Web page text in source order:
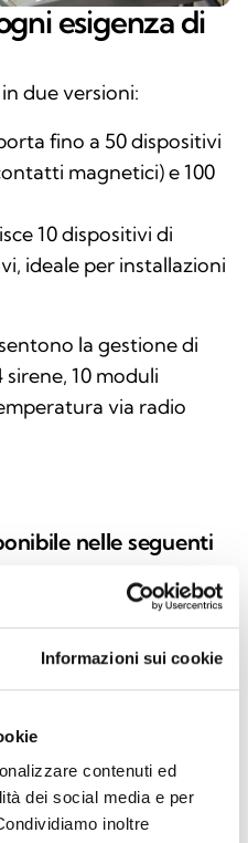
Informazioni sui cookie
contenuti ed
dei social media e per
inoltre
esigenza di
due versioni:
fino a 50 dispositivi
magnetici) e 100
10 dispositivi di
ideale per installazioni
la gestione di
10 moduli
via radio
nelle seguenti
50
fino a 100 radiochiavi